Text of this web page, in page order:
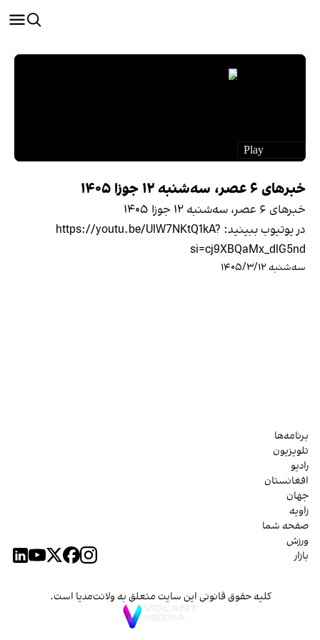
خبرهای ۶ عصر، سه‌شنبه ۱۲ جوزا ۱۴۰۵
خبرهای ۶ عصر، سه‌شنبه ۱۲ جوزا ۱۴۰۵
در یوتیوب ببينيد: https://youtu.be/UlW7NKtQ1kA?
si=cj9XBQaMx_dlG5nd
سه‌شنبه ۱۴۰۵/۳/۱۲
برنامه‌ها
تلویزیون
رادیو
افغانستان
جهان
زاویه
صفحه شما
ورزش
بازار
کلیه حقوق قانونی این سایت متعلق به ولانت‌مدیا است.